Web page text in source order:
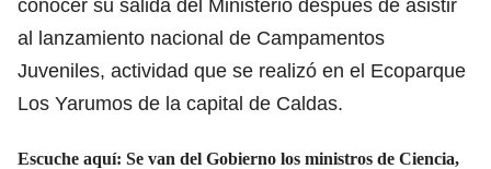
conocer su salida del Ministerio después de asistir
al lanzamiento nacional de Campamentos
Juveniles, actividad que se realizó en el Ecoparque
Los Yarumos de la capital de Caldas.
Escuche aquí: Se van del Gobierno los ministros de Ciencia,